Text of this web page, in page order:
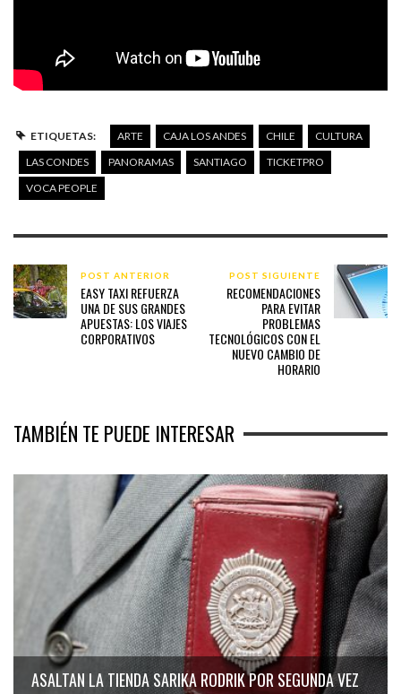
ETIQUETAS: ARTE CAJA LOS ANDES CHILE
CULTURA
LAS CONDES
PANORAMAS SANTIAGO
TICKETPRO
VOCA PEOPLE
POST ANTERIOR
EASY TAXI REFUERZA
UNA DE SUS GRANDES
APUESTAS: LOS VIAJES
CORPORATIVOS
POST SIGUIENTE
RECOMENDACIONES
PARA EVITAR
PROBLEMAS
TECNOLÓGICOS CON EL
NUEVO CAMBIO DE
HORARIO
TAMBIÉN TE PUEDE INTERESAR
ASALTAN LA TIENDA SARIKA RODRIK POR SEGUNDA VEZ